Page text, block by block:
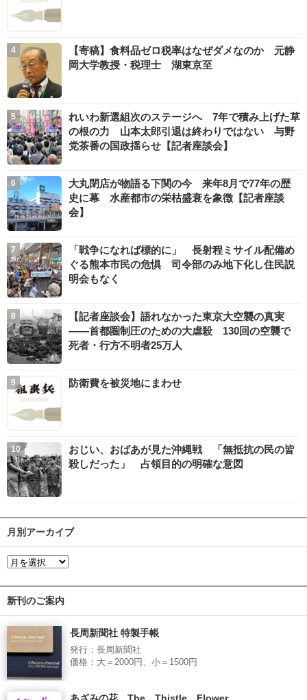
【寄稿】食料品ゼロ税率はなぜダメなのか 元静
岡大学教授・税理士 湖東京至
れいわ新選組次のステージへ 7年で積み上げた草
の根の力 山本太郎引退は終わりではない 与野
党茶番の国政揺らせ【記者座談会】
大丸閉店が物語る下関の今 来年8月で77年の歴
史に幕 水産都市の栄枯盛衰を象徴【記者座談
会】
「戦争になれば標的に」 長射程ミサイル配備め
ぐる熊本市民の危惧 司令部のみ地下化し住民説
明会もなく
【記者座談会】語れなかった東京大空襲の真実
――首都圏制圧のための大虐殺 130回の空襲で
死者・行方不明者25万人
防衛費を被災地にまわせ
おじい、おばあが見た沖縄戦 「無抵抗の民の皆
殺しだった」 占領目的の明確な意図
月別アーカイブ
新刊のご案内
長周新聞社 特製手帳
発行：長周新聞社
価格：大＝2000円、小＝1500円
あざみの花 The Thistle Flower